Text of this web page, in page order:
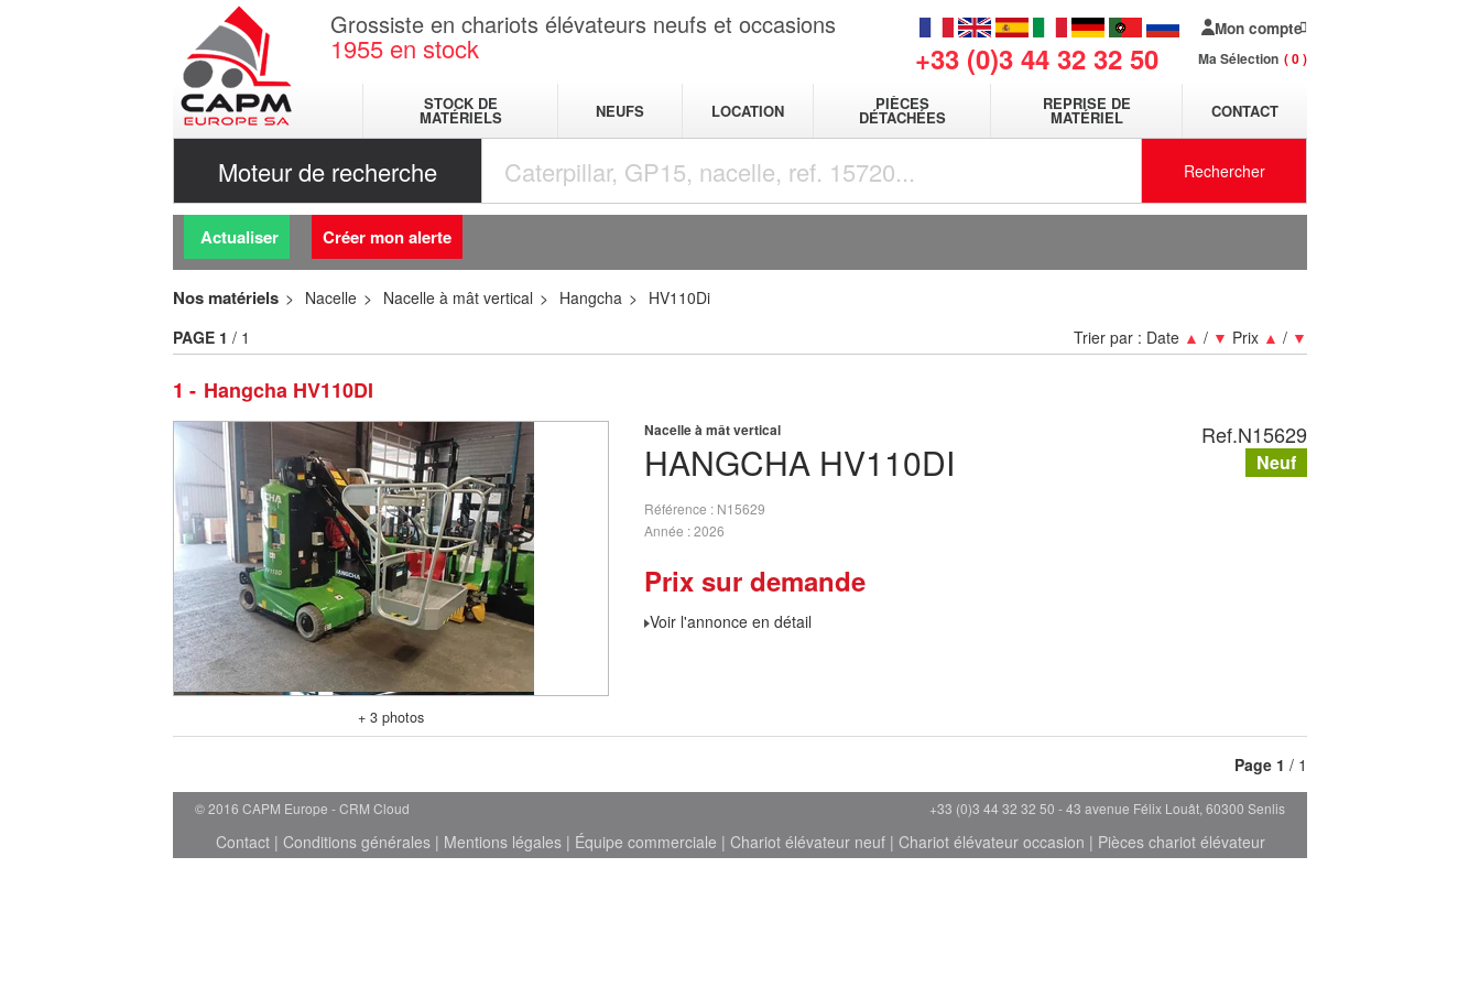
Grossiste en chariots élévateurs neufs et occasions
1955 en stock +33 (0)3 44 32 32 50
Mon compte
Ma Sélection 0
STOCK DE
MATÉRIELS NEUFS LOCATION PIÈCES
DÉTACHÉES
REPRISE DE
MATÉRIEL CONTACT
Moteur de recherche Rechercher
Actualiser Créer mon alerte
Nos matériels Nacelle Nacelle à mât vertical Hangcha HV110Di
1 Hangcha HV110DI
Trier par : Date ▲ / ▼ Prix ▲ / ▼
PAGE 1 / 1
+ 3 photos
HANGCHA HV110DI
Nacelle à mât vertical
Référence
N15629
Année 2026
Prix sur demande
Voir l'annonce en détail
Ref.N15629
Neuf
Page 1 / 1
© 2016 CAPM Europe CRM Cloud +33 (0)3 44 32 32 50 - 43 avenue Félix Louât, 60300 Senlis
Contact| Conditions générales| Mentions légales| Équipe commerciale | Chariot élévateur neuf| Chariot élévateur occasion | Pièces chariot élévateur